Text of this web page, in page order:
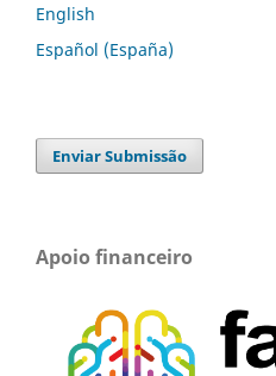
English
Español (España)
Enviar Submissão
Apoio financeiro